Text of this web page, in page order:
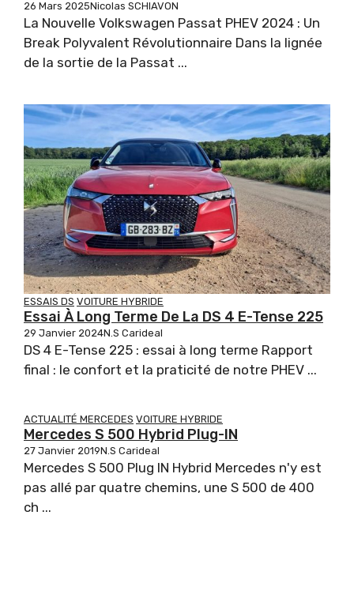
26 Mars 2025Nicolas SCHIAVON
La Nouvelle Volkswagen Passat PHEV 2024 : Un
Break Polyvalent Révolutionnaire Dans la lignée
de la sortie de la Passat ...
ESSAIS DS VOITURE HYBRIDE
Essai À Long Terme De La DS 4 E-Tense 225
29 Janvier 2024N.S Carideal
DS 4 E-Tense 225 : essai à long terme Rapport
final : le confort et la praticité de notre PHEV ...
ACTUALITÉ MERCEDES VOITURE HYBRIDE
Mercedes S 500 Hybrid Plug-IN
27 Janvier 2019N.S Carideal
Mercedes S 500 Plug IN Hybrid Mercedes n'y est
pas allé par quatre chemins, une S 500 de 400
ch ...